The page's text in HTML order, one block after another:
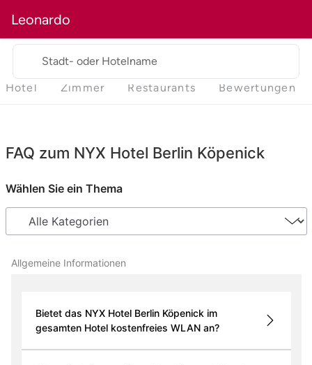
Leonardo
Stadt- oder Hotelname
Hotel Zimmer Restaurants Bewertungen
FAQ zum NYX Hotel Berlin Köpenick
Wählen Sie ein Thema
Allgemeine Informationen
Bietet das NYX Hotel Berlin Köpenick im
gesamten Hotel kostenfreies WLAN an?